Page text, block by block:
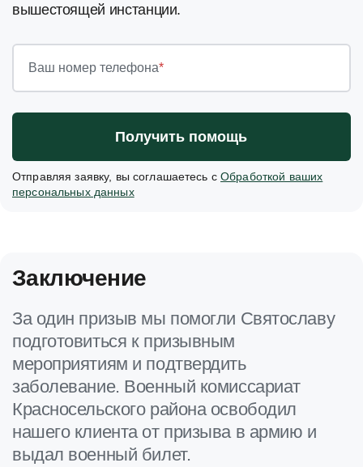
вышестоящей инстанции.
Ваш номер телефона*
Получить помощь
Отправляя заявку, вы соглашаетесь сОбработкой ваших
персональных данных
Заключение
За один призыв мы помогли Святославу
подготовиться к призывным
мероприятиям и подтвердить
заболевание. Военный комиссариат
Красносельского района освободил
нашего клиента от призыва в армию и
выдал военный билет.